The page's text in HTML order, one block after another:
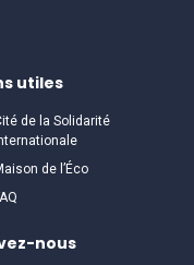
utiles
de la Solidarité
de l’Éco
nous